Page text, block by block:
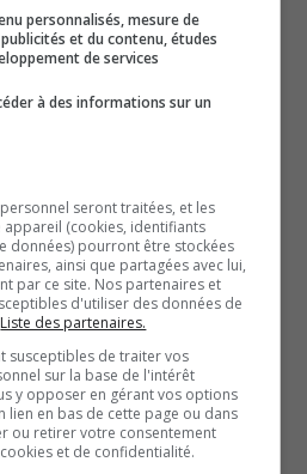
Parti québécois
qui
tranquillement
par les temps qui courent, des
plus clair, notre journaliste,
en studio, avec Ian
politiques au Cégep de
personnalisés, mesure de
et du contenu, études
de services
à des informations sur un
seront traitées, et les
(cookies, identifiants
données) pourront être stockées
ainsi que partagées avec lui,
par ce site. Nos partenaires et
d'utiliser des données de
Liste des partenaires.
susceptibles de traiter vos
sur la base de l'intérêt
y opposer en gérant vos options
lien en bas de cette page ou dans
ou retirer votre consentement
et de confidentialité.